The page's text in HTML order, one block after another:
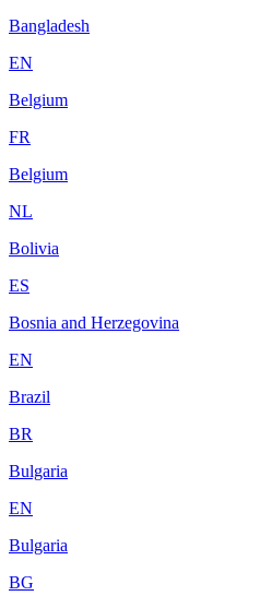
Bangladesh
EN
Belgium
FR
Belgium
NL
Bolivia
ES
Bosnia and Herzegovina
EN
Brazil
BR
Bulgaria
EN
Bulgaria
BG